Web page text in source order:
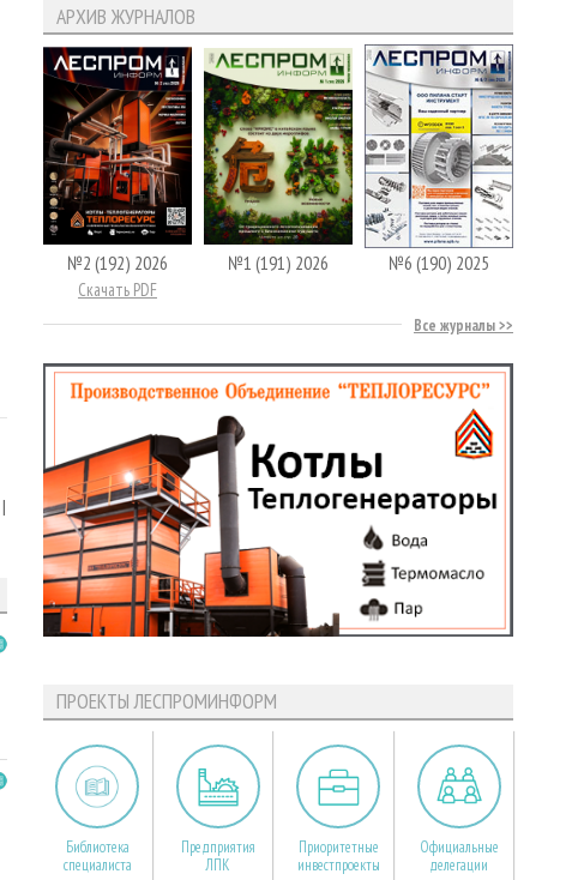
|
АРХИВ ЖУРНАЛОВ
№2 (192) 2026
Скачать PDF
№1 (191) 2026 №6 (190) 2025
Все журналы
ПРОЕКТЫ ЛЕСПРОМИНФОРМ
Библиотека
специалиста
Предприятия
ЛПК
Приоритетные
инвестпроекты
Официальные
делегации